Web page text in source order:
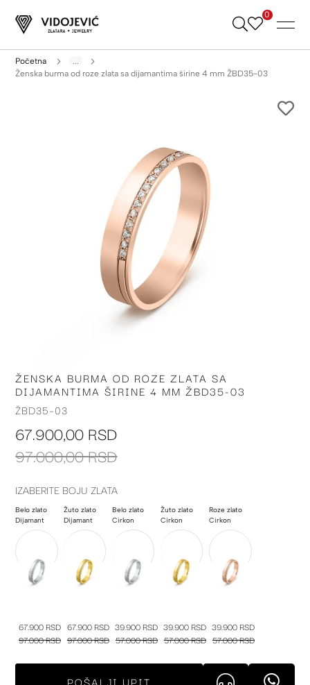
Skip
0
Početna
...
Ženska burma od roze zlata sa dijamantima širine 4 mm ŽBD35-03
Skip
to
the
of
images
ŽENSKA BURMA OD ROZE ZLATA SA
DIJAMANTIMA ŠIRINE 4 MM ŽBD35-03
ŽBD35-03
67.900,00 RSD
97.000,00 RSD
IZABERITE BOJU ZLATA
Belo zlato
Dijamant
67.900 RSD
97.000 RSD
Žuto zlato
Dijamant
67.900 RSD
97.000 RSD
Belo zlato
Cirkon
39.900 RSD
57.000 RSD
Žuto zlato
Cirkon
39.900 RSD
57.000 RSD
Roze zlato
Cirkon
39.900 RSD
57.000 RSD
POŠALJI UPIT